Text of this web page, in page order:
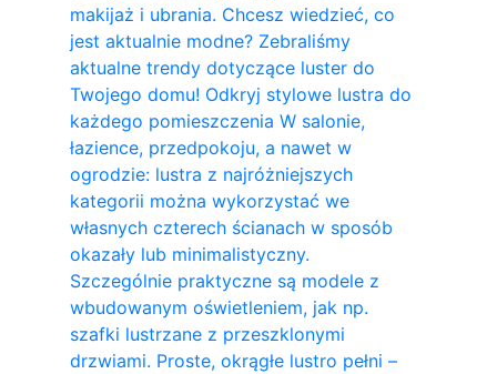
makijaż i ubrania. Chcesz wiedzieć, co
jest aktualnie modne? Zebraliśmy
aktualne trendy dotyczące luster do
Twojego domu! Odkryj stylowe lustra do
każdego pomieszczenia W salonie,
łazience, przedpokoju, a nawet w
ogrodzie: lustra z najróżniejszych
kategorii można wykorzystać we
własnych czterech ścianach w sposób
okazały lub minimalistyczny.
Szczególnie praktyczne są modele z
wbudowanym oświetleniem, jak np.
szafki lustrzane z przeszklonymi
drzwiami. Proste, okrągłe lustro pełni –